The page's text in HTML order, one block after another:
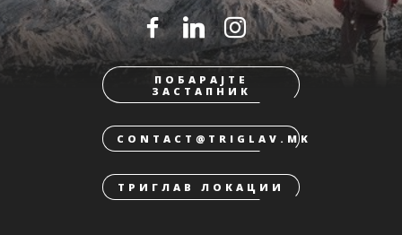
ПОБАРАЈТЕ
ЗАСТАПНИК
CONTACT@TRIGLAV.MK
ТРИГЛАВ ЛОКАЦИИ